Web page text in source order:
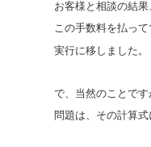
お客様と相談の結果
この手数料を払っ
実行に移しました。
で、当然のことです
問題は、その計算式